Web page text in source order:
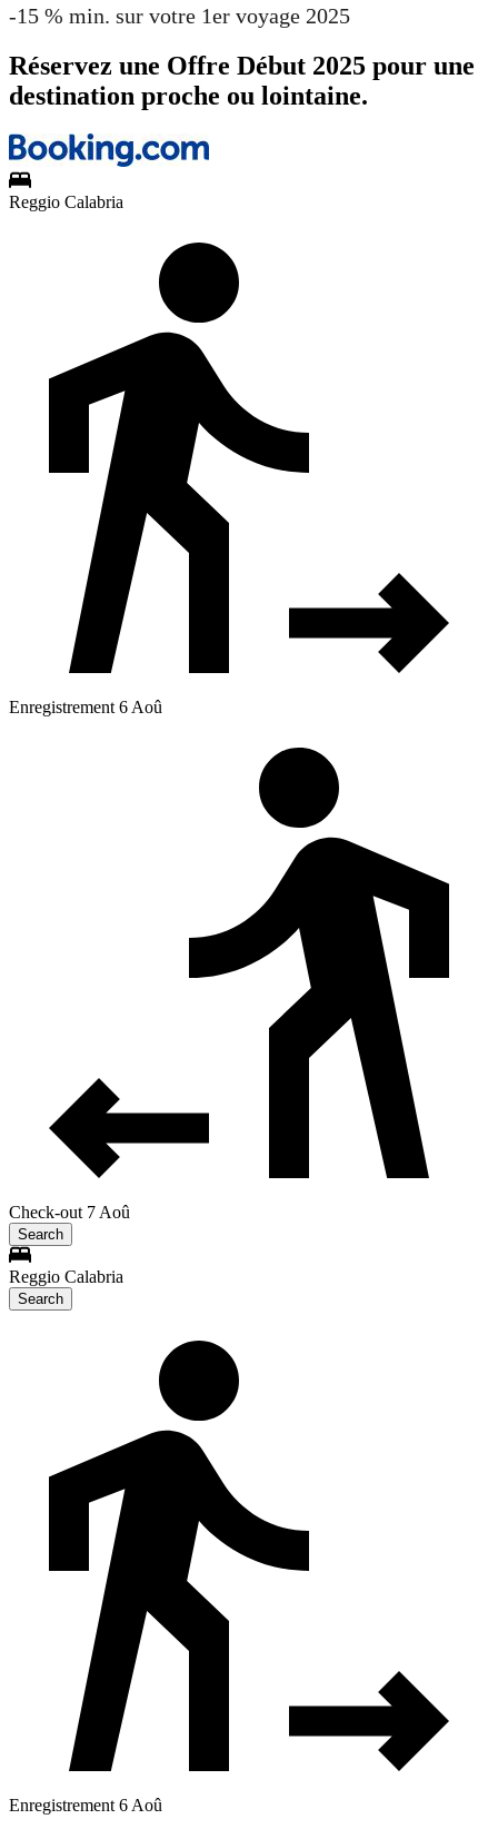
-15 % min. sur votre 1er voyage 2025
Réservez une Offre Début 2025 pour une
destination proche ou lointaine.
Reggio Calabria
Enregistrement 6 Aoû
Check-out 7 Aoû
Search
Reggio Calabria
Search
Enregistrement 6 Aoû